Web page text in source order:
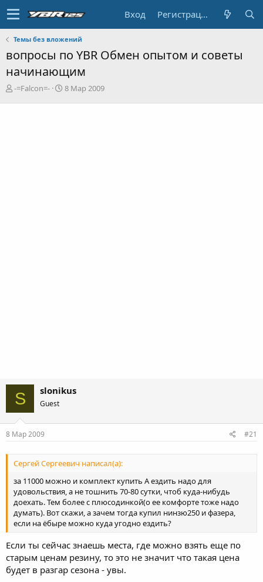
Вход Регистрация
Темы без вложений
вопросы по YBR Обмен опытом и советы
начинающим
А
-=Falcon=-
Д
8 Мар 2009
S slonikus
Guest
8 Мар 2009 #21
Сергей Сергеевич написал(а):
за 11000 можно и комплект купить А ездить надо для
удовольствия, а не тошнить 70-80 сутки, чтоб куда-нибудь
доехать. Тем более с плюсодинкой(о ее комфорте тоже надо
думать). Вот скажи, а зачем тогда купил нинзю250 и фазера,
если на ёбыре можно куда угодно ездить?
Если ты сейчас знаешь места, где можно взять еще по
старым ценам резину, то это не значит что такая цена
будет в разгар сезона - увы.